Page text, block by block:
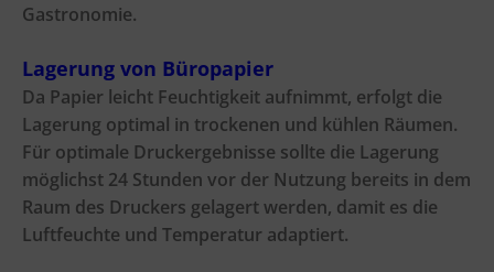
Gastronomie.
Lagerung von Büropapier
Da Papier leicht Feuchtigkeit aufnimmt, erfolgt die
Lagerung optimal in trockenen und kühlen Räumen.
Für optimale Druckergebnisse sollte die Lagerung
möglichst 24 Stunden vor der Nutzung bereits in dem
Raum des Druckers gelagert werden, damit es die
Luftfeuchte und Temperatur adaptiert.